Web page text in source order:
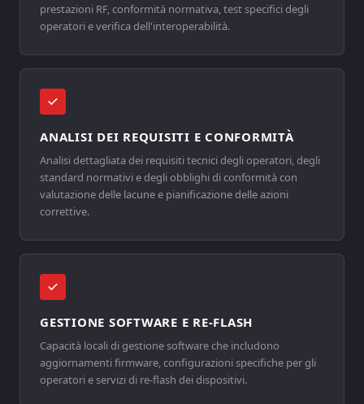
prestazioni RF, conformità normativa, test specifici degli
operatori e verifica dell'interoperabilità.
ANALISI DEI REQUISITI E CONFORMITÀ
Analisi dettagliata dei requisiti tecnici degli operatori, degli
standard normativi e degli obblighi di conformità con
valutazione delle lacune e pianificazione delle azioni
correttive.
GESTIONE SOFTWARE E RE-FLASH
Capacità locali di gestione software che includono
aggiornamenti firmware, configurazioni specifiche per gli
operatori e servizi di re-flash dei dispositivi.